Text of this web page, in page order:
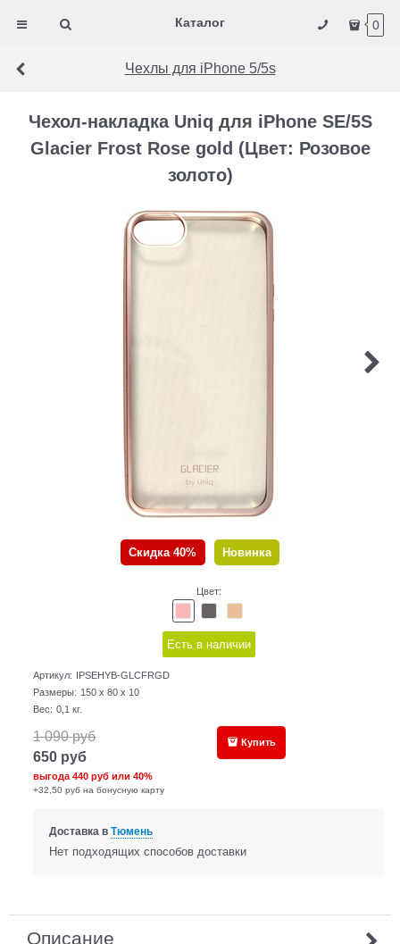
Каталог 0
Чехлы для iPhone 5/5s
Чехол-накладка Uniq для iPhone SE/5S
Glacier Frost Rose gold (Цвет: Розовое
золото)
Скидка 40% Новинка
Цвет:
Есть в наличии
Артикул: IPSEHYB-GLCFRGD
Размеры: 150 x 80 x 10
Вес: 0,1 кг.
1 090 руб
650 руб
выгода440 руб или40%
+32,50 руб на бонусную карту
Купить
Доставка в Тюмень
Нет подходящих способов доставки
Описание